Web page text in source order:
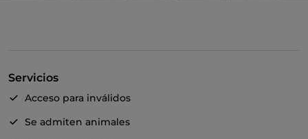
Servicios
Acceso para inválidos
Se admiten animales